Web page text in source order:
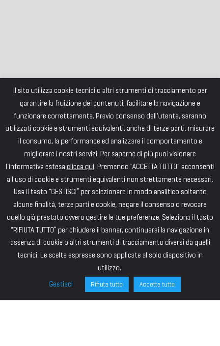
Il sito utilizza cookie tecnici o altri strumenti di tracciamento per
garantire la fruizione dei contenuti, facilitare la navigazione e
funzionare correttamente. Previo consenso dell'utente, saranno
utilizzati cookie e strumenti equivalenti, anche di terze parti, misurare
il consumo, la performance ed analizzare il comportamento e
migliorare i nostri servizi. Per saperne di più puoi visionare
l'informativa estesa clicca qui. Premendo "ACCETTA TUTTO" acconsenti
all'uso di cookie e strumenti equivalenti non strettamente necessari.
Usa il tasto "GESTISCI” per selezionare in modo analitico soltanto
alcune finalità, terze parti e cookie, negare il consenso o revocare
quello già prestato ovvero gestire le tue preferenze. Seleziona il tasto
“RIFIUTA TUTTO” per chiudere il banner, continuerai la navigazione in
assenza di cookie o altri strumenti di tracciamento diversi da quelli
tecnici. Le scelte espresse sono applicate al solo dispositivo in
utilizzo.
Gestisci
Rifiuta tutto Accetta tutto